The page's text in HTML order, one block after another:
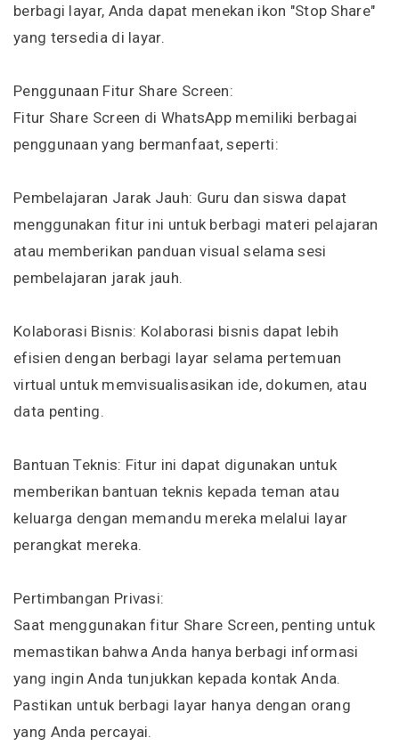
berbagi layar, Anda dapat menekan ikon "Stop Share"
yang tersedia di layar.
Penggunaan Fitur Share Screen:
Fitur Share Screen di WhatsApp memiliki berbagai
penggunaan yang bermanfaat, seperti:
Pembelajaran Jarak Jauh: Guru dan siswa dapat
menggunakan fitur ini untuk berbagi materi pelajaran
atau memberikan panduan visual selama sesi
pembelajaran jarak jauh.
Kolaborasi Bisnis: Kolaborasi bisnis dapat lebih
efisien dengan berbagi layar selama pertemuan
virtual untuk memvisualisasikan ide, dokumen, atau
data penting.
Bantuan Teknis: Fitur ini dapat digunakan untuk
memberikan bantuan teknis kepada teman atau
keluarga dengan memandu mereka melalui layar
perangkat mereka.
Pertimbangan Privasi:
Saat menggunakan fitur Share Screen, penting untuk
memastikan bahwa Anda hanya berbagi informasi
yang ingin Anda tunjukkan kepada kontak Anda.
Pastikan untuk berbagi layar hanya dengan orang
yang Anda percayai.